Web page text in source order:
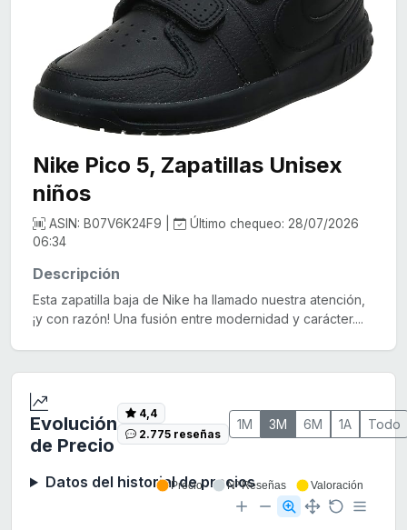
Nike Pico 5, Zapatillas Unisex
niños
ASIN: B07V6K24F9 |
Último chequeo: 28/07/2026
06:34
Descripción
Esta zapatilla baja de Nike ha llamado nuestra atención,
¡y con razón! Una fusión entre modernidad y carácter....
Evolución
de Precio
4,4
2.775 reseñas
1M 3M 6M 1A Todo
Datos del historial de precios
Precio Nº Reseñas Valoración